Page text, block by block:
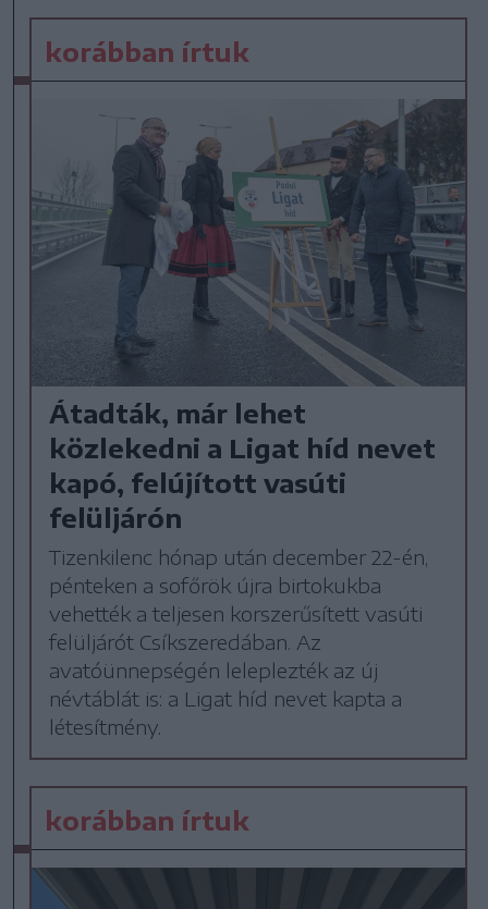
korábban írtuk
Átadták, már lehet
közlekedni a Ligat híd nevet
kapó, felújított vasúti
felüljárón
Tizenkilenc hónap után december 22-én,
pénteken a sofőrök újra birtokukba
vehették a teljesen korszerűsített vasúti
felüljárót Csíkszeredában. Az
avatóünnepségén leleplezték az új
névtáblát is: a Ligat híd nevet kapta a
létesítmény.
korábban írtuk